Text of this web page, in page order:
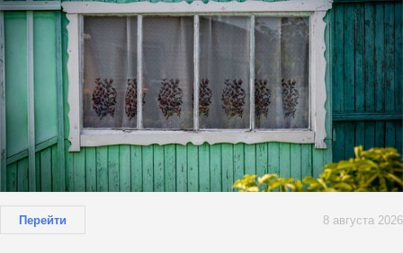
Перейти 8 августа 2026